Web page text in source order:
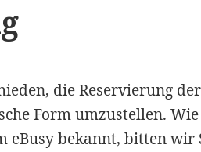
die Reservierung
Form umzustellen.
eBusy bekannt, bitten wir